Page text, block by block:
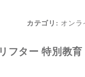
カテゴリ: オンラ
フター 特別教育